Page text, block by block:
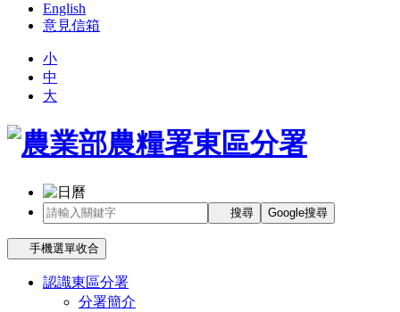
English
意見信箱
小
中
大
搜尋 Google搜尋
手機選單收合
認識東區分署
分署簡介